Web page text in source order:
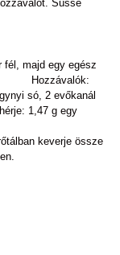
Süsse
fél, majd egy egész
só, 2 evőkanál
1,47 g egy
össze